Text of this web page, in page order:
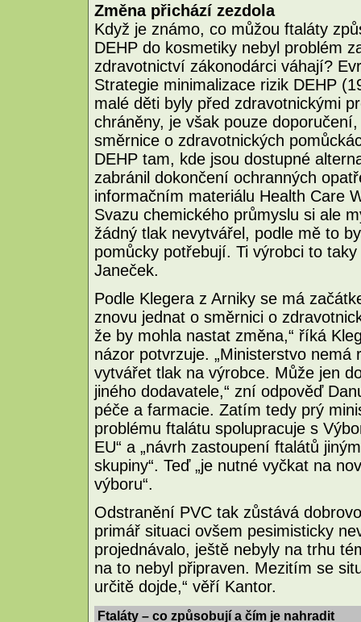
Změna přichází zezdola
Když je známo, co můžou ftaláty
DEHP do kosmetiky nebyl problém
zdravotnictví zákonodárci váhají?
Strategie minimalizace rizik DEHP
malé děti byly před zdravotnickými
chráněny, je však pouze
směrnice o zdravotnických
DEHP tam, kde jsou dostupné
zabránil dokončení ochranných
informačním materiálu Health Care
Svazu chemického průmyslu si ale
žádný tlak nevytvářel, podle mě to
pomůcky potřebují. Ti výrobci to
Janeček.
Podle Klegera z Arniky se má
znovu jednat o směrnici o
že by mohla nastat změna,“ říká
názor potvrzuje. „Ministerstvo
vytvářet tlak na výrobce. Může jen
jiného dodavatele,“ zní odpověď
péče a farmacie. Zatím tedy prý
problému ftalátu spolupracuje s
EU“ a „návrh zastoupení ftalátů
skupiny“. Teď „je nutné vyčkat na
výboru“.
Odstranění PVC tak zůstává
primář situaci ovšem pesimisticky
projednávalo, ještě nebyly na trhu
na to nebyl připraven. Mezitím se
určitě dojde,“ věří Kantor.
Ftaláty – co způsobují a čím je nahradit